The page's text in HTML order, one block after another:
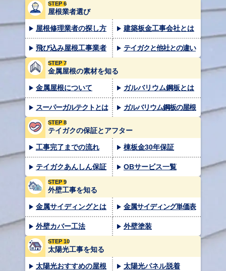
STEP 6
屋根業者選び
屋根修理業者の探し方 建築板金工事会社とは
飛び込み屋根工事業者 テイガクと他社との違い
STEP 7
金属屋根の素材を知る
金属屋根について ガルバリウム鋼板とは
スーパーガルテクトとは ガルバリウム鋼板の屋根
STEP 8
テイガクの保証とアフター
工事完了までの流れ 棟板金30年保証
テイガクあんしん保証 OBサービス一覧
STEP 9
外壁工事を知る
金属サイディングとは 金属サイディング単価表
外壁カバー工法 外壁塗装
STEP 10
太陽光工事を知る
太陽光おすすめの屋根 太陽光パネル脱着